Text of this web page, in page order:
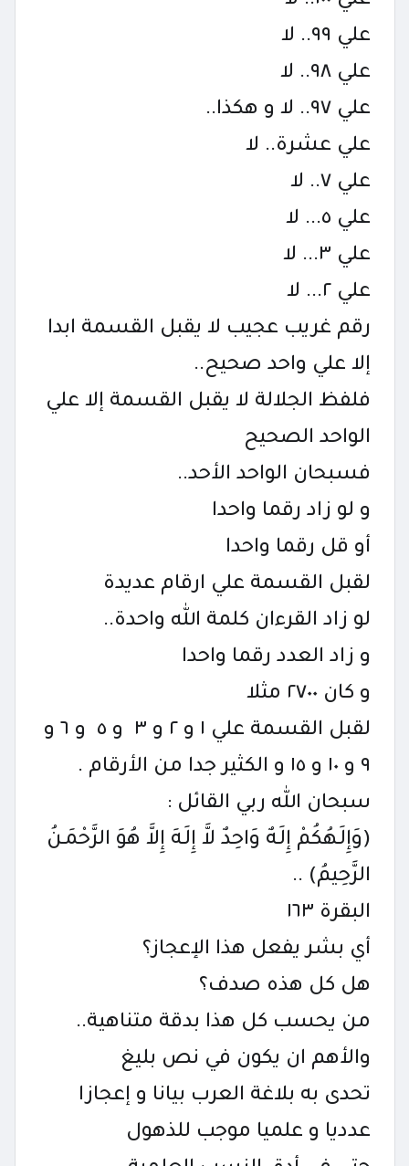
علي ٩٩.. لا
علي ٩٨.. لا
علي ٩٧.. لا و هكذا..
علي عشرة.. لا
علي ٧.. لا
علي ٥... لا
علي ٣... لا
علي ٢... لا
رقم غريب عجيب لا يقبل القسمة ابدا
إلا علي واحد صحيح..
فلفظ الجلالة لا يقبل القسمة إلا علي
الواحد الصحيح
فسبحان الواحد الأحد..
و لو زاد رقما واحدا
أو قل رقما واحدا
لقبل القسمة علي ارقام عديدة
لو زاد القرءان كلمة الله واحدة..
و زاد العدد رقما واحدا
و كان ٢٧٠٠ مثلا
لقبل القسمة علي ١ و ٢ و ٣ و ٥ و ٦ و
٩ و ١٠ و ١٥ و الكثير جدا من الأرقام .
سبحان الله ربي القائل :
(وَإِلَـهُكُمْ إِلَـهٌ وَاحِدٌ لاَّ إِلَـهَ إِلاَّ هُوَ الرَّحْمَـنُ
الرَّحِيمُ) ..
البقرة ١٦٣
أي بشر يفعل هذا الإعجاز؟
هل كل هذه صدف؟
من يحسب كل هذا بدقة متناهية..
والأهم ان يكون في نص بليغ
تحدى به بلاغة العرب بيانا و إعجازا
عدديا و علميا موجب للذهول